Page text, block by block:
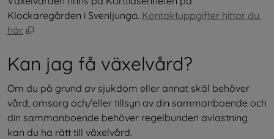
Klockaregården i Svenljunga. Kontaktuppgifter hittar du
här.
Kan jag få växelvård?
Om du på grund av sjukdom eller annat skäl behöver
vård, omsorg och/eller tillsyn av din sammanboende och
din sammanboende behöver regelbunden avlastning
kan du ha rätt till växelvård.